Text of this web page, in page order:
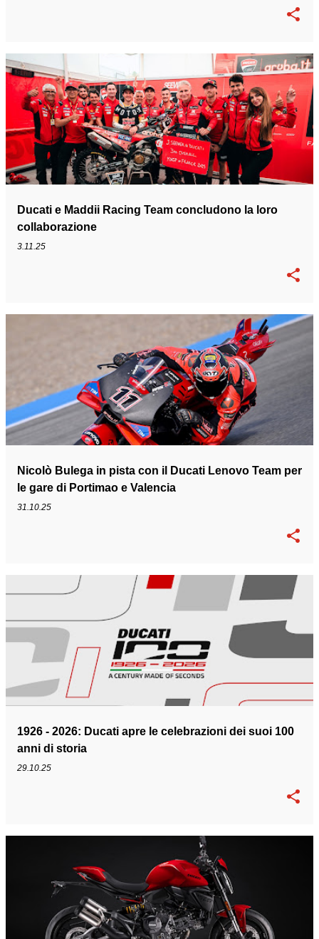
Ducati e Maddii Racing Team concludono la loro
collaborazione
3.11.25
Nicolò Bulega in pista con il Ducati Lenovo Team per
le gare di Portimao e Valencia
31.10.25
1926 - 2026: Ducati apre le celebrazioni dei suoi 100
anni di storia
29.10.25